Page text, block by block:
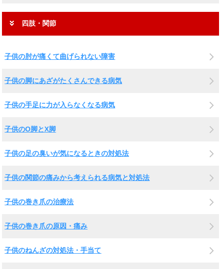
四肢・関節
子供の肘が痛くて曲げられない障害
子供の脚にあざがたくさんできる病気
子供の手足に力が入らなくなる病気
子供のO脚とX脚
子供の足の臭いが気になるときの対処法
子供の関節の痛みから考えられる病気と対処法
子供の巻き爪の治療法
子供の巻き爪の原因・痛み
子供のねんざの対処法・手当て